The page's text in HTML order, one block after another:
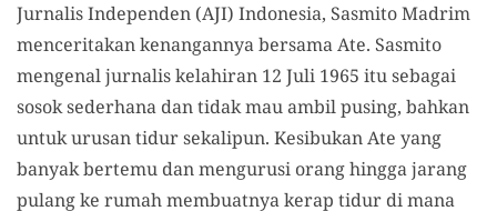
Jurnalis Independen (AJI) Indonesia, Sasmito Madrim
menceritakan kenangannya bersama Ate. Sasmito
mengenal jurnalis kelahiran 12 Juli 1965 itu sebagai
sosok sederhana dan tidak mau ambil pusing, bahkan
untuk urusan tidur sekalipun. Kesibukan Ate yang
banyak bertemu dan mengurusi orang hingga jarang
pulang ke rumah membuatnya kerap tidur di mana